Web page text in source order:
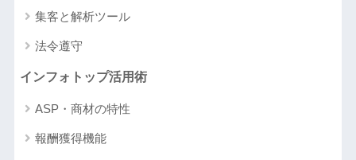
集客と解析ツール
法令遵守
インフォトップ活用術
ASP・商材の特性
報酬獲得機能